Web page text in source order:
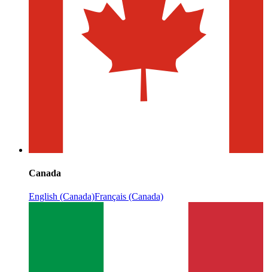
Canada
English (Canada)Français (Canada)